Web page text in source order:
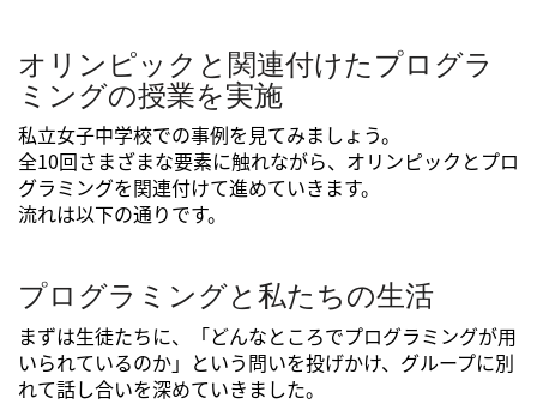
オリンピックと関連付けたプログラ
ミングの授業を実施
私立女子中学校での事例を見てみましょう。
全10回さまざまな要素に触れながら、オリンピックとプロ
グラミングを関連付けて進めていきます。
流れは以下の通りです。
プログラミングと私たちの生活
まずは生徒たちに、「どんなところでプログラミングが用
いられているのか」という問いを投げかけ、グループに別
れて話し合いを深めていきました。